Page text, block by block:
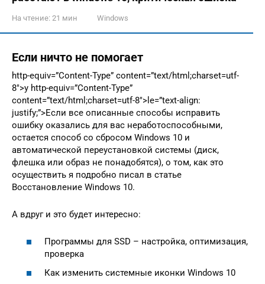
На чтение: 21 мин Windows
Если ничто не помогает
http-equiv=”Content-Type” content=”text/html;charset=utf-
8″>y http-equiv=”Content-Type”
content=”text/html;charset=utf-8″>le=”text-align:
justify;”>Если все описанные способы исправить
ошибку оказались для вас неработоспособными,
остается способ со сбросом Windows 10 и
автоматической переустановкой системы (диск,
флешка или образ не понадобятся), о том, как это
осуществить я подробно писал в статье
Восстановление Windows 10.
А вдруг и это будет интересно:
Программы для SSD – настройка, оптимизация,
проверка
Как изменить системные иконки Windows 10